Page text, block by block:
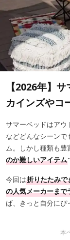
【2026年】
カインズやコ
サマーベッドはアウ
などどんなシーン
ム。しかし種類も豊
のか難しいアイテム
今回は折りたたみで
の人気メーカーまで
ば、きっと自分にぴ
本